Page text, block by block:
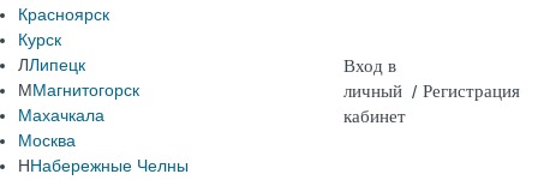
Красноярск
Курск
ЛЛипецк
ММагнитогорск
Махачкала
Москва
ННабережные Челны
Вход в
личный
кабинет
/ Регистрация